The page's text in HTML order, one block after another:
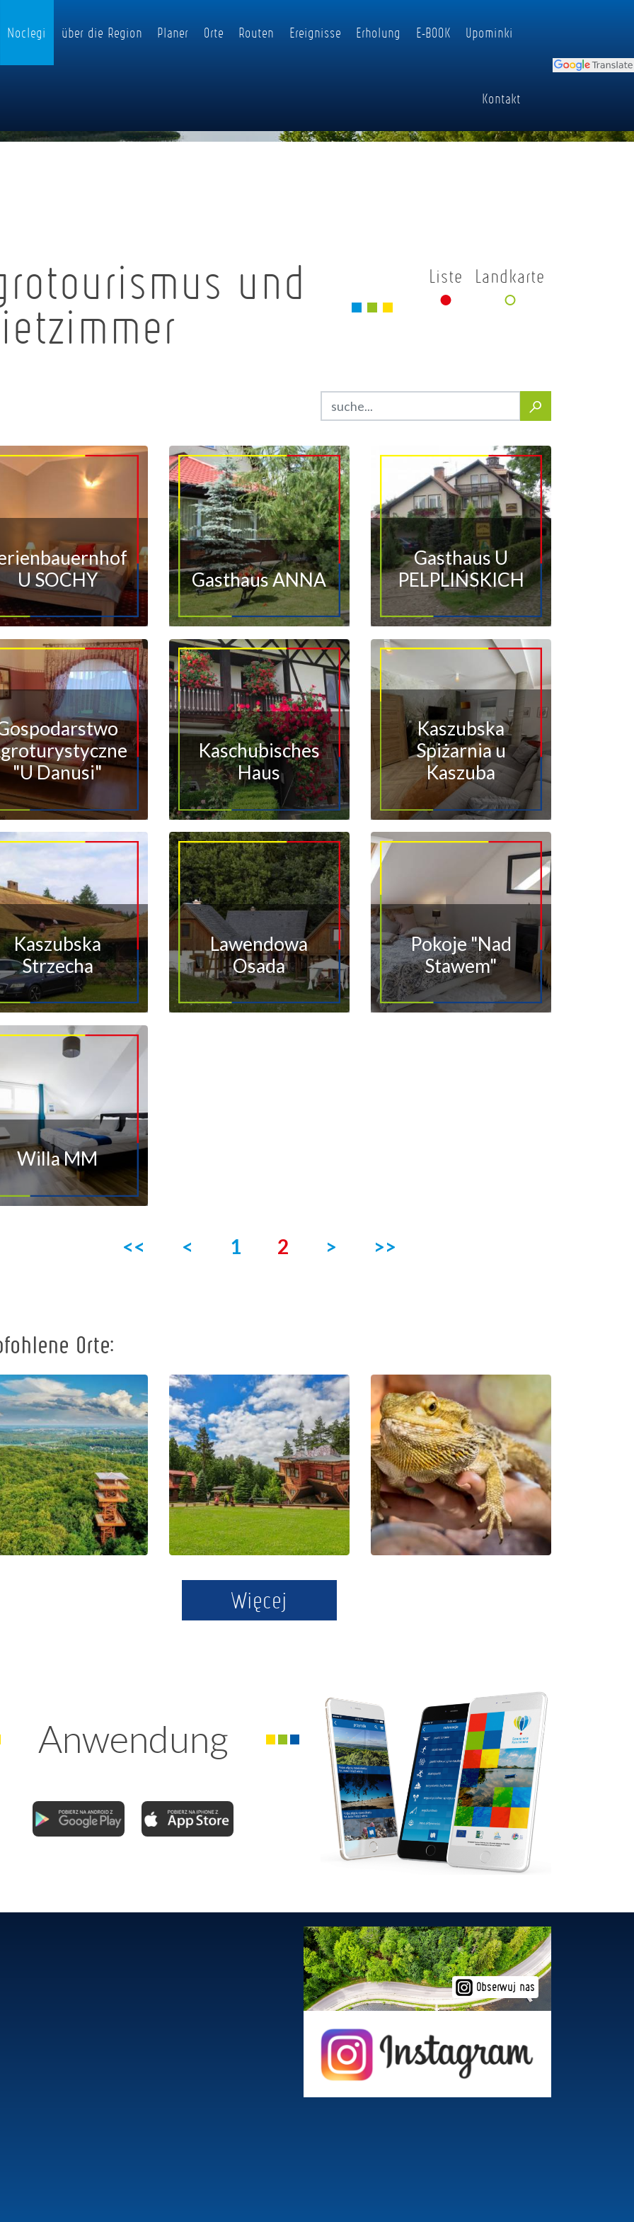
Noclegi über die Region Planer Orte Routen Ereignisse Erholung E-BOOK Upominki
Kontakt
und Liste Landkarte
U SOCHY
Gasthaus ANNA
Gasthaus U
PELPLIŃSKICH
"U Danusi"
Kaschubisches
Haus
Kaszubska
Spiżarnia u
Kaszuba
Kaszubska
Strzecha
Lawendowa
Osada
Pokoje "Nad
Stawem"
Willa MM
<< < 1 2 > >>
Orte:
Johannes-
Paul-II.-
Aussichtsturm
in Wieżyca
Das Zentrum
für Bildung
und
Vermarktung
der Region in
Szymbark
Der
Bildungspark
Zoo –
Exotische
Kaschubei in
Tuchlino
Więcej
Anwendung
Obserwuj nas